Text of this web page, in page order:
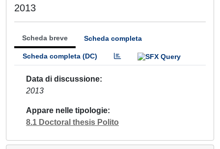
2013
Scheda breve Scheda completa
Scheda completa (DC)
Data di discussione
2013
Appare nelle tipologie
8.1 Doctoral thesis Polito